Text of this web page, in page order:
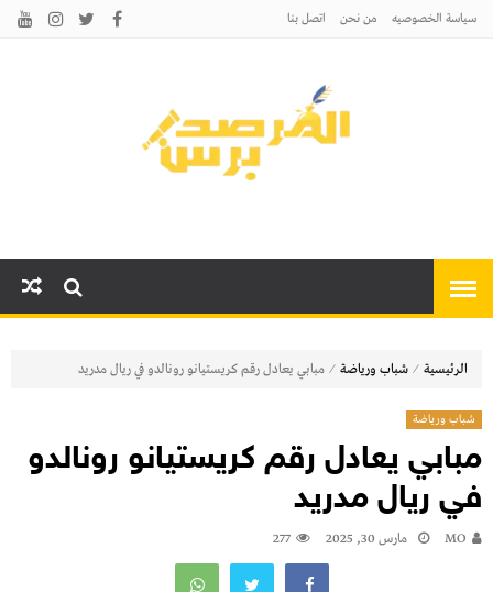
سياسة الخصوصيه من نحن اتصل بنا
الرئيسية ⁄ شباب ورياضة ⁄ مبابي يعادل رقم كريستيانو رونالدو في ريال مدريد
شباب ورياضة
مبابي يعادل رقم كريستيانو رونالدو
في ريال مدريد
MO مارس 30, 2025 277